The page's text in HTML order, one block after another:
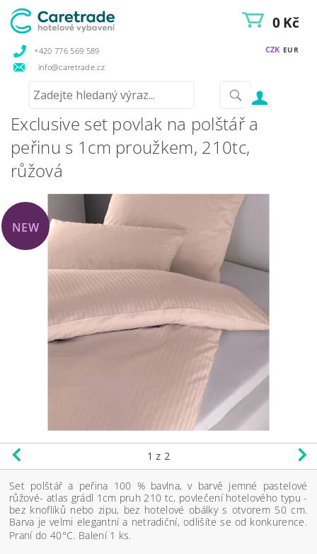
+420 776 569 589
info@caretrade.cz
CZK EUR
0 Kč
Exclusive set povlak na polštář a
peřinu s 1cm proužkem, 210tc,
růžová
NEW
1 z 2
Set polštář a peřina 100 % bavlna, v barvě jemné pastelové
růžové- atlas grádl 1cm pruh 210 tc, povlečení hotelového typu -
bez knoflíků nebo zipu, bez hotelové obálky s otvorem 50 cm.
Barva je velmi elegantní a netradiční, odlišíte se od konkurence.
Praní do 40°C. Balení 1 ks.